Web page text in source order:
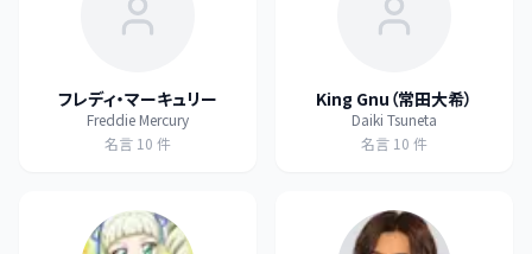
フレディ・マーキュリー
Freddie Mercury
名言 10 件
King Gnu（常田大希）
Daiki Tsuneta
名言 10 件